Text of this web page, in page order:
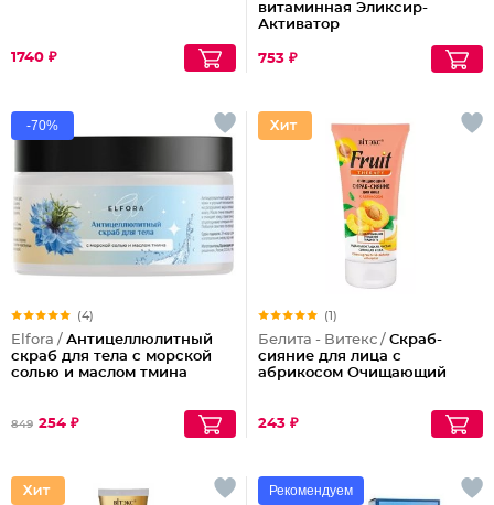
1740 ₽
витаминная Эликсир-
Активатор
753 ₽
-70%
(4)
Elfora / Антицеллюлитный
скраб для тела с морской
солью и маслом тмина
849 254 ₽
(1)
Белита - Витекс / Скраб-
сияние для лица с
абрикосом Очищающий
243 ₽
Рекомендуем